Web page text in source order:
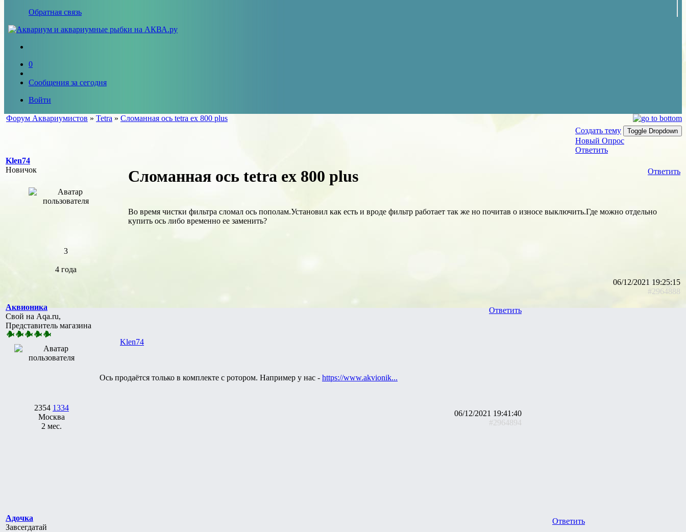
Обратная связь
0
Сообщения за сегодня
Войти
Форум Аквариумистов » Tetra » Сломанная ось tetra ex 800 plus
Создать тему
Toggle Dropdown
Новый Опрос
Ответить
Klen74
Новичок
3
4 года
Ответить
Сломанная ось tetra ex 800 plus
Во время чистки фильтра сломал ось пополам.Установил как есть и вроде фильтр работает так же но почитав о износе выключить.Где можно отдельно
купить ось либо временно ее заменить?
06/12/2021 19:25:15
#2964888
Аквионика
Свой на Aqa.ru,
Представитель магазина
2354 1334
Москва
2 мес.
Ответить
Klen74
Ось продаётся только в комплекте с ротором. Например у нас - https://www.akvionik...
06/12/2021 19:41:40
#2964894
Адочка
Завсегдатай
Ответить